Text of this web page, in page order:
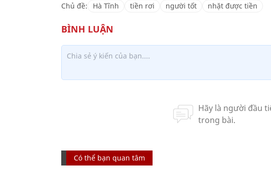
Chủ đề: Hà Tĩnh tiền rơi người tốt nhặt được tiền
Có thể bạn quan tâm